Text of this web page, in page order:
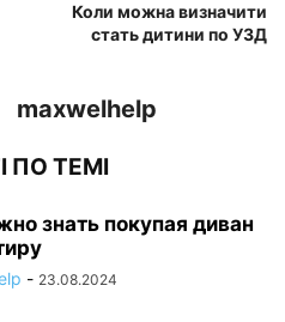
Коли можна визначити
стать дитини по УЗД
maxwelhelp
ПО ТЕМІ
знать покупая диван
- 23.08.2024